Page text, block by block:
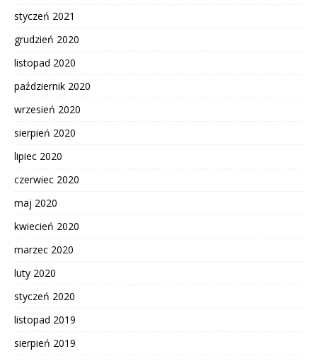
styczeń 2021
grudzień 2020
listopad 2020
październik 2020
wrzesień 2020
sierpień 2020
lipiec 2020
czerwiec 2020
maj 2020
kwiecień 2020
marzec 2020
luty 2020
styczeń 2020
listopad 2019
sierpień 2019